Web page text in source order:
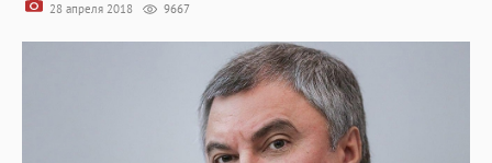
28 апреля 2018 9667